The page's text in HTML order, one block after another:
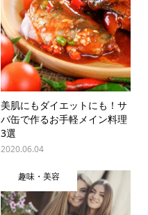
美肌にもダイエットにも！サ
バ缶で作るお手軽メイン料理
3選
2020.06.04
趣味・美容